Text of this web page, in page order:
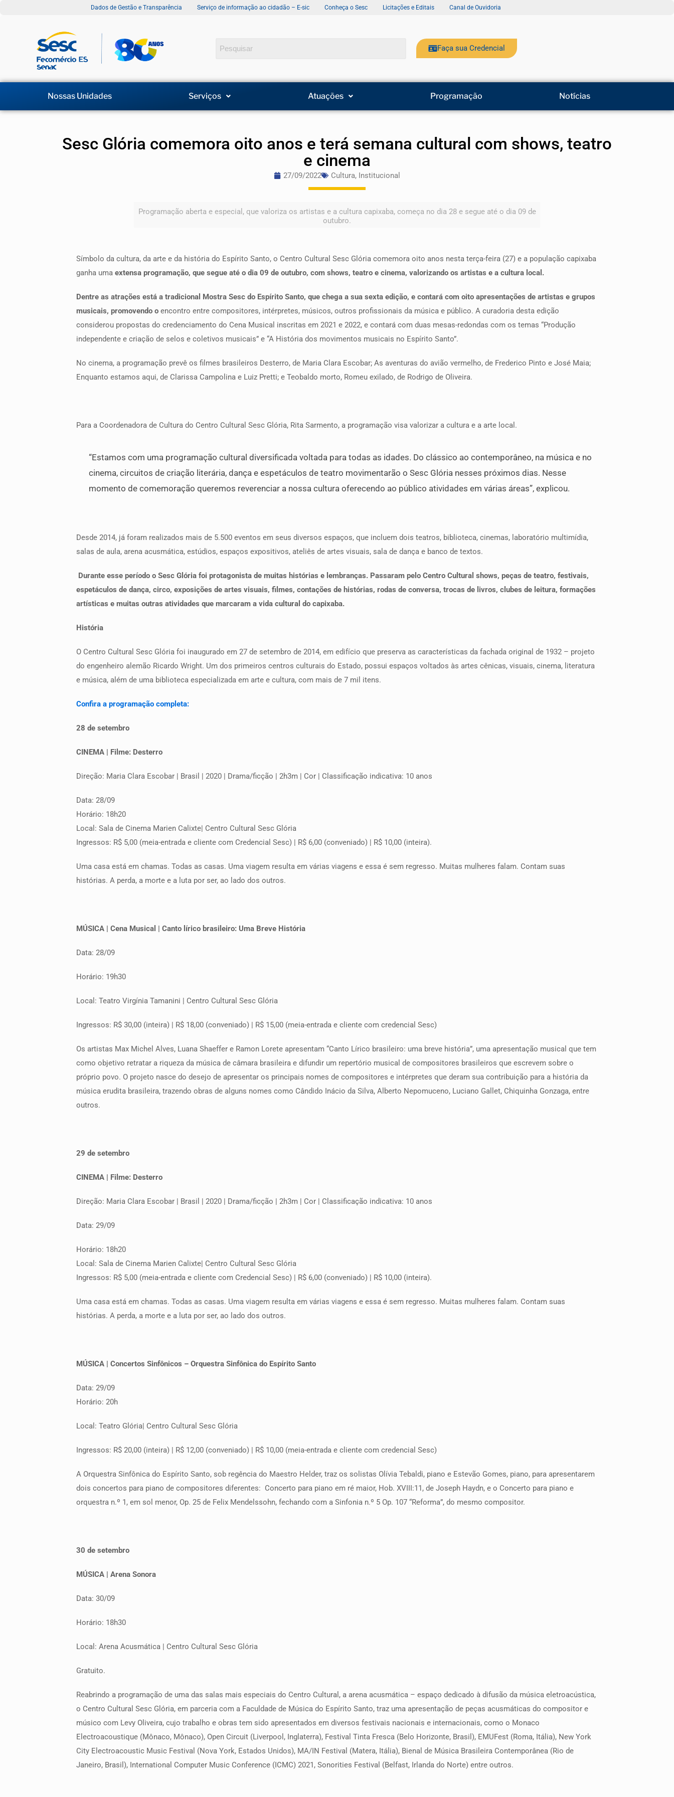
Dados de Gestão e Transparência Serviço de informação ao cidadão – E-sic Conheça o Sesc Licitações e Editais Canal de Ouvidoria
Faça sua Credencial
Nossas Unidades Serviços Atuações Programação Notícias
Sesc Glória comemora oito anos e terá semana cultural com shows, teatro
e cinema
27/09/2022 Cultura, Institucional
Programação aberta e especial, que valoriza os artistas e a cultura capixaba, começa no dia 28 e segue até o dia 09 de
outubro.
Símbolo da cultura, da arte e da história do Espírito Santo, o Centro Cultural Sesc Glória comemora oito anos nesta terça-feira (27) e a população capixaba
ganha uma extensa programação, que segue até o dia 09 de outubro, com shows, teatro e cinema, valorizando os artistas e a cultura local.
Dentre as atrações está a tradicional Mostra Sesc do Espírito Santo, que chega a sua sexta edição, e contará com oito apresentações de artistas e grupos
musicais, promovendo o encontro entre compositores, intérpretes, músicos, outros profissionais da música e público. A curadoria desta edição
considerou propostas do credenciamento do Cena Musical inscritas em 2021 e 2022, e contará com duas mesas-redondas com os temas “Produção
independente e criação de selos e coletivos musicais” e “A História dos movimentos musicais no Espírito Santo”.
No cinema, a programação prevê os filmes brasileiros Desterro, de Maria Clara Escobar; As aventuras do avião vermelho, de Frederico Pinto e José Maia;
Enquanto estamos aqui, de Clarissa Campolina e Luiz Pretti; e Teobaldo morto, Romeu exilado, de Rodrigo de Oliveira.
Para a Coordenadora de Cultura do Centro Cultural Sesc Glória, Rita Sarmento, a programação visa valorizar a cultura e a arte local.
“Estamos com uma programação cultural diversificada voltada para todas as idades. Do clássico ao contemporâneo, na música e no
cinema, circuitos de criação literária, dança e espetáculos de teatro movimentarão o Sesc Glória nesses próximos dias. Nesse
momento de comemoração queremos reverenciar a nossa cultura oferecendo ao público atividades em várias áreas”, explicou.
Desde 2014, já foram realizados mais de 5.500 eventos em seus diversos espaços, que incluem dois teatros, biblioteca, cinemas, laboratório multimídia,
salas de aula, arena acusmática, estúdios, espaços expositivos, ateliês de artes visuais, sala de dança e banco de textos.
Durante esse período o Sesc Glória foi protagonista de muitas histórias e lembranças. Passaram pelo Centro Cultural shows, peças de teatro, festivais,
espetáculos de dança, circo, exposições de artes visuais, filmes, contações de histórias, rodas de conversa, trocas de livros, clubes de leitura, formações
artísticas e muitas outras atividades que marcaram a vida cultural do capixaba.
História
O Centro Cultural Sesc Glória foi inaugurado em 27 de setembro de 2014, em edifício que preserva as características da fachada original de 1932 – projeto
do engenheiro alemão Ricardo Wright. Um dos primeiros centros culturais do Estado, possui espaços voltados às artes cênicas, visuais, cinema, literatura
e música, além de uma biblioteca especializada em arte e cultura, com mais de 7 mil itens.
Confira a programação completa:
28 de setembro
CINEMA | Filme: Desterro
Direção: Maria Clara Escobar | Brasil | 2020 | Drama/ficção | 2h3m | Cor | Classificação indicativa: 10 anos
Data: 28/09
Horário: 18h20
Local: Sala de Cinema Marien Calixte| Centro Cultural Sesc Glória
Ingressos: R$ 5,00 (meia-entrada e cliente com Credencial Sesc) | R$ 6,00 (conveniado) | R$ 10,00 (inteira).
Uma casa está em chamas. Todas as casas. Uma viagem resulta em várias viagens e essa é sem regresso. Muitas mulheres falam. Contam suas
histórias. A perda, a morte e a luta por ser, ao lado dos outros.
MÚSICA | Cena Musical | Canto lírico brasileiro: Uma Breve História
Data: 28/09
Horário: 19h30
Local: Teatro Virgínia Tamanini | Centro Cultural Sesc Glória
Ingressos: R$ 30,00 (inteira) | R$ 18,00 (conveniado) | R$ 15,00 (meia-entrada e cliente com credencial Sesc)
Os artistas Max Michel Alves, Luana Shaeffer e Ramon Lorete apresentam “Canto Lírico brasileiro: uma breve história”, uma apresentação musical que tem
como objetivo retratar a riqueza da música de câmara brasileira e difundir um repertório musical de compositores brasileiros que escrevem sobre o
próprio povo. O projeto nasce do desejo de apresentar os principais nomes de compositores e intérpretes que deram sua contribuição para a história da
música erudita brasileira, trazendo obras de alguns nomes como Cândido Inácio da Silva, Alberto Nepomuceno, Luciano Gallet, Chiquinha Gonzaga, entre
outros.
29 de setembro
CINEMA | Filme: Desterro
Direção: Maria Clara Escobar | Brasil | 2020 | Drama/ficção | 2h3m | Cor | Classificação indicativa: 10 anos
Data: 29/09
Horário: 18h20
Local: Sala de Cinema Marien Calixte| Centro Cultural Sesc Glória
Ingressos: R$ 5,00 (meia-entrada e cliente com Credencial Sesc) | R$ 6,00 (conveniado) | R$ 10,00 (inteira).
Uma casa está em chamas. Todas as casas. Uma viagem resulta em várias viagens e essa é sem regresso. Muitas mulheres falam. Contam suas
histórias. A perda, a morte e a luta por ser, ao lado dos outros.
MÚSICA | Concertos Sinfônicos – Orquestra Sinfônica do Espírito Santo
Data: 29/09
Horário: 20h
Local: Teatro Glória| Centro Cultural Sesc Glória
Ingressos: R$ 20,00 (inteira) | R$ 12,00 (conveniado) | R$ 10,00 (meia-entrada e cliente com credencial Sesc)
A Orquestra Sinfônica do Espírito Santo, sob regência do Maestro Helder, traz os solistas Olívia Tebaldi, piano e Estevão Gomes, piano, para apresentarem
dois concertos para piano de compositores diferentes: Concerto para piano em ré maior, Hob. XVIII:11, de Joseph Haydn, e o Concerto para piano e
orquestra n.º 1, em sol menor, Op. 25 de Felix Mendelssohn, fechando com a Sinfonia n.º 5 Op. 107 “Reforma”, do mesmo compositor.
30 de setembro
MÚSICA | Arena Sonora
Data: 30/09
Horário: 18h30
Local: Arena Acusmática | Centro Cultural Sesc Glória
Gratuito.
Reabrindo a programação de uma das salas mais especiais do Centro Cultural, a arena acusmática – espaço dedicado à difusão da música eletroacústica,
o Centro Cultural Sesc Glória, em parceria com a Faculdade de Música do Espírito Santo, traz uma apresentação de peças acusmáticas do compositor e
músico com Levy Oliveira, cujo trabalho e obras tem sido apresentados em diversos festivais nacionais e internacionais, como o Monaco
Electroacoustique (Mônaco, Mônaco), Open Circuit (Liverpool, Inglaterra), Festival Tinta Fresca (Belo Horizonte, Brasil), EMUFest (Roma, Itália), New York
City Electroacoustic Music Festival (Nova York, Estados Unidos), MA/IN Festival (Matera, Itália), Bienal de Música Brasileira Contemporânea (Rio de
Janeiro, Brasil), International Computer Music Conference (ICMC) 2021, Sonorities Festival (Belfast, Irlanda do Norte) entre outros.